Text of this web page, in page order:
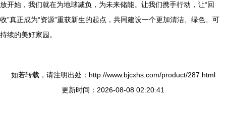
放开始，我们就在为地球减负，为未来储能。让我们携手行动，让“回
收”真正成为“资源”重获新生的起点，共同建设一个更加清洁、绿色、可
持续的美好家园。
如若转载，请注明出处：http://www.bjcxhs.com/product/287.html
更新时间：2026-08-08 02:20:41